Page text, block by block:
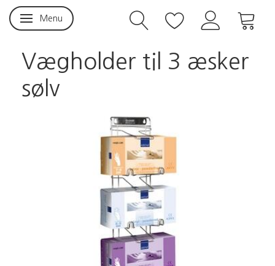
Skifte navigation
Menu
Vægholder til 3 æsker
sølv